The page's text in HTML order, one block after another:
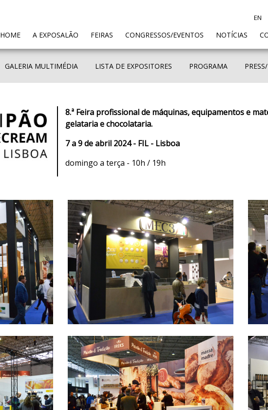
HOME(CURRENT)
A EXPOSALÃO FEIRAS CONGRESSOS/EVENTOS NOTÍCIAS
EN
GALERIA MULTIMÉDIA LISTA DE EXPOSITORES PROGRAMA
8.ª Feira profissional de máquinas, equipamentos e
gelataria e chocolataria.
7 a 9 de abril 2024 - FIL - Lisboa
domingo a terça - 10h / 19h